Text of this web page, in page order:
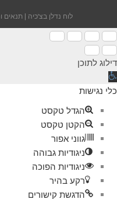
לוח נדלן בצ'כיה | תנאים
דילוג לתוכן
פתח
סרגל
כלי נגישות
הגדל טקסט
הקטן טקסט
גווני אפור
ניגודיות גבוהה
ניגודיות הפוכה
רקע בהיר
הדגשת קישורים